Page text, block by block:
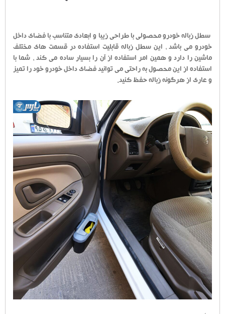
سطل زباله خودرو محصولی با طراحی زیبا و ابعادی متناسب با فضای داخل
خودرو می باشد ، این سطل زباله قابلیت استفاده در قسمت های مختلف
ماشین را دارد و همین امر استفاده از آن را بسیار ساده می کند ، شما با
استفاده از این محصول به راحتی می توانید فضای داخل خودرو خود را تمیز
و عاری از هرگونه زباله حفظ کنید.